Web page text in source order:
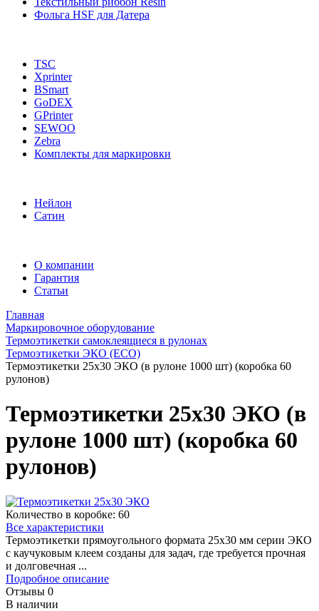
Фольга HSF для Датера
TSC
Xprinter
BSmart
GoDEX
GPrinter
SEWOO
Zebra
Комплекты для маркировки
Нейлон
Сатин
О компании
Гарантия
Статьи
Главная
Маркировочное оборудование
Термоэтикетки самоклеящиеся в рулонах
Термоэтикетки ЭКО (ЕСО)
Термоэтикетки 25x30 ЭКО (в рулоне 1000 шт) (коробка 60
рулонов)
Термоэтикетки 25x30 ЭКО (в
рулоне 1000 шт) (коробка 60
рулонов)
Количество в коробке: 60
Все характеристики
Термоэтикетки прямоугольного формата 25x30 мм серии ЭКО
с каучуковым клеем созданы для задач, где требуется прочная
и долговечная ...
Подробное описание
Отзывы 0
В наличии